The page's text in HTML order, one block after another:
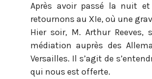
Après avoir passé la nuit et
retournons au XIe, où une
Hier soir, M. Arthur
médiation auprès des
Versailles. Il s’agit de
qui nous est offerte.